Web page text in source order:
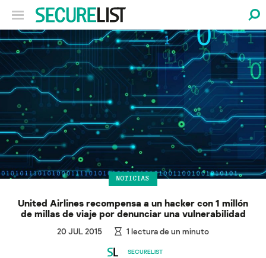
NOTICIAS
United Airlines recompensa a un hacker con 1 millón
de millas de viaje por denunciar una vulnerabilidad
20 JUL 2015 1 lectura de un minuto
SECURELIST